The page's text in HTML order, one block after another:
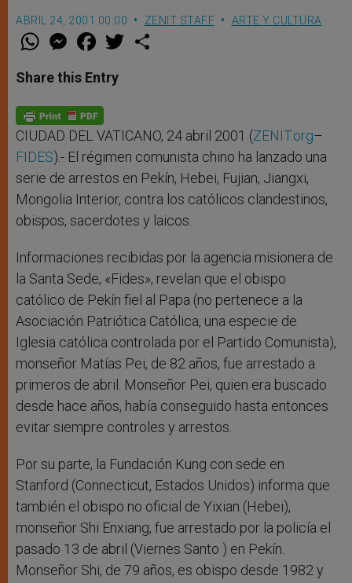
ABRIL 24, 2001 00:00 ZENIT STAFF ARTE Y CULTURA
W
t
s
p
p
M
e
s
e
g
e
r
F
a
e
b
o
k
w
Share this Entry
CIUDAD DEL VATICANO, 24 abril 2001 (ZENIT.org–
FIDES).- El régimen comunista chino ha lanzado una
serie de arrestos en Pekín, Hebei, Fujian, Jiangxi,
Mongolia Interior, contra los católicos clandestinos,
obispos, sacerdotes y laicos.
Informaciones recibidas por la agencia misionera de
la Santa Sede, «Fides», revelan que el obispo
católico de Pekín fiel al Papa (no pertenece a la
Asociación Patriótica Católica, una especie de
Iglesia católica controlada por el Partido Comunista),
monseñor Matías Pei, de 82 años, fue arrestado a
primeros de abril. Monseñor Pei, quien era buscado
desde hace años, había conseguido hasta entonces
evitar siempre controles y arrestos.
Por su parte, la Fundación Kung con sede en
Stanford (Connecticut, Estados Unidos) informa que
también el obispo no oficial de Yixian (Hebei),
monseñor Shi Enxiang, fue arrestado por la policía el
pasado 13 de abril (Viernes Santo ) en Pekín.
Monseñor Shi, de 79 años, es obispo desde 1982 y